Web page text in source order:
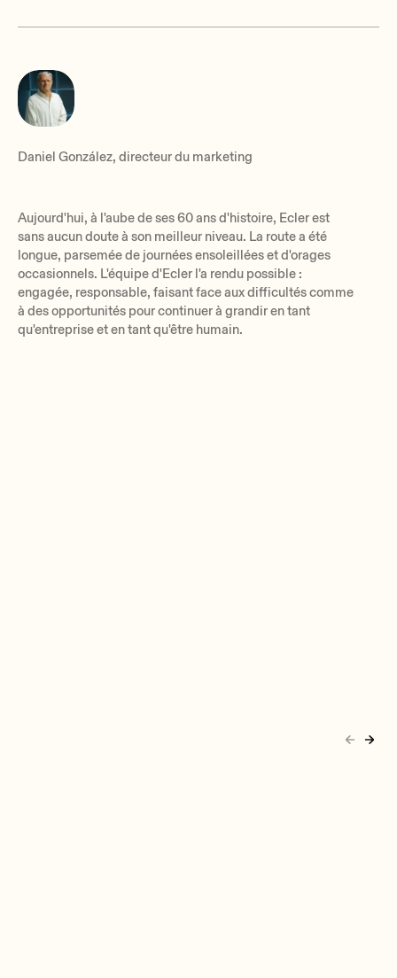
Daniel González, directeur du marketing
Aujourd'hui, à l'aube de ses 60 ans d'histoire, Ecler est
sans aucun doute à son meilleur niveau. La route a été
longue, parsemée de journées ensoleillées et d'orages
occasionnels. L'équipe d'Ecler l'a rendu possible :
engagée, responsable, faisant face aux difficultés comme
à des opportunités pour continuer à grandir en tant
qu'entreprise et en tant qu'être humain.